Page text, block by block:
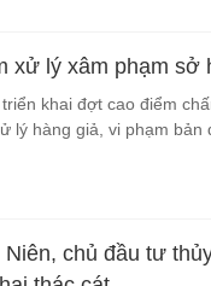
xử lý xâm phạm sở
khai đợt cao điểm
lý hàng giả, vi phạm bản
chủ đầu tư